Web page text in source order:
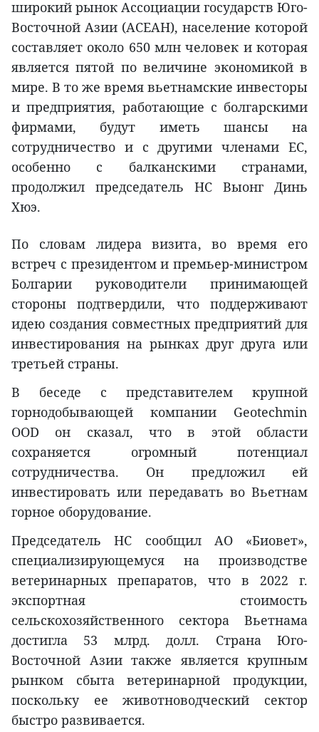
широкий рынок Ассоциации государств Юго-
Восточной Азии (АСЕАН), население которой
составляет около 650 млн человек и которая
является пятой по величине экономикой в
мире. В то же время вьетнамские инвесторы
и предприятия, работающие с болгарскими
фирмами, будут иметь шансы на
сотрудничество и с другими членами ЕС,
особенно с балканскими странами,
продолжил председатель НС Выонг Динь
Хюэ.
По словам лидера визита, во время его
встреч с президентом и премьер-министром
Болгарии руководители принимающей
стороны подтвердили, что поддерживают
идею создания совместных предприятий для
инвестирования на рынках друг друга или
третьей страны.
В беседе с представителем крупной
горнодобывающей компании Geotechmin
OOD он сказал, что в этой области
сохраняется огромный потенциал
сотрудничества. Он предложил ей
инвестировать или передавать во Вьетнам
горное оборудование.
Председатель НС сообщил АО «Биовет»,
специализирующемуся на производстве
ветеринарных препаратов, что в 2022 г.
экспортная стоимость
сельскохозяйственного сектора Вьетнама
достигла 53 млрд. долл. Страна Юго-
Восточной Азии также является крупным
рынком сбыта ветеринарной продукции,
поскольку ее животноводческий сектор
быстро развивается.